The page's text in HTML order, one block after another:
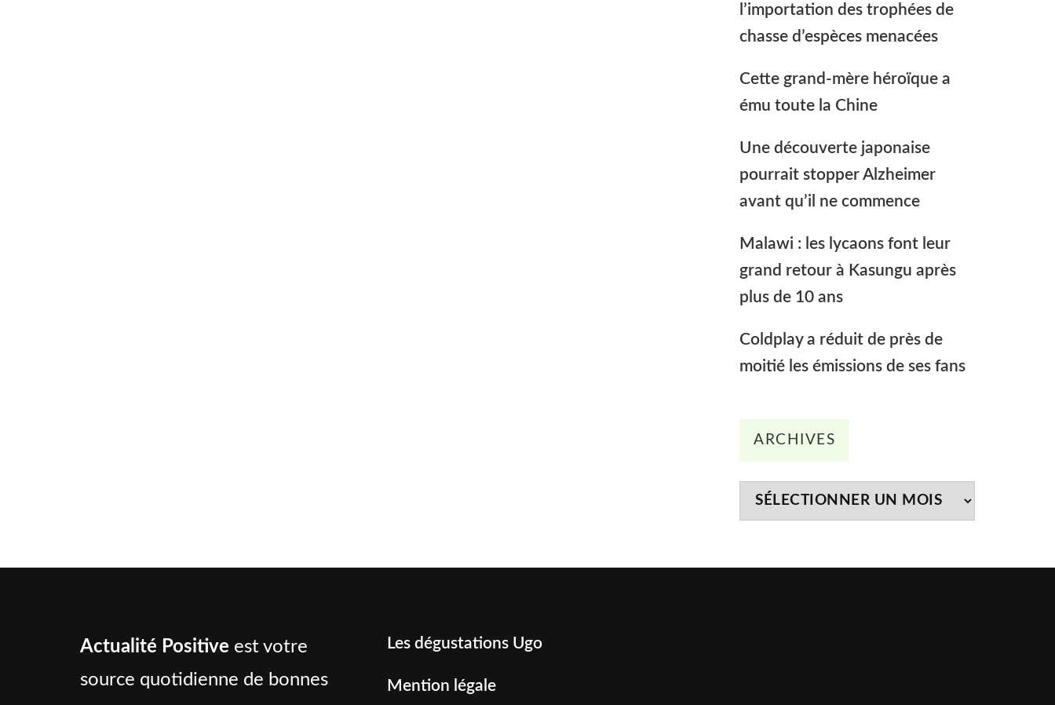
l’importation des trophées de
chasse d’espèces menacées
Cette grand-mère héroïque a
ému toute la Chine
Une découverte japonaise
pourrait stopper Alzheimer
avant qu’il ne commence
Malawi : les lycaons font leur
grand retour à Kasungu après
plus de 10 ans
Coldplay a réduit de près de
moitié les émissions de ses fans
ARCHIVES
Actualité Positive est votre
source quotidienne de bonnes
Les dégustations Ugo
Mention légale